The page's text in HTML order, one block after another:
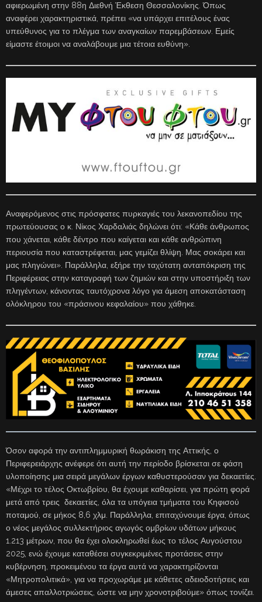
αφιερωμένη στην 88η Διεθνή Έκθεση Θεσσαλονίκης. Όπως
αναφέρει χαρακτηριστικά, πρέπει «να υπάρχει επιτέλους ένας
υπεύθυνος για το πλέγμα των αναγκαίων παρεμβάσεων. Εμείς
είμαστε έτοιμοι να αναλάβουμε μια τέτοια ευθύνη».
Αναφερόμενος στις πρόσφατες πυρκαγιές του λεκανοπεδίου της
πρωτεύουσας ο κ. Νίκος Χαρδαλιάς δηλώνει ότι: «Κάθε άνθρωπος
που χάνεται, κάθε δέντρο που καίγεται και κάθε ανθρώπινη
περιουσία που καταστρέφεται, μας γεμίζει θλίψη. Μας σοκάρει και
μας πληγώνει». Παράλληλα, εξήρε την ταχύτατη ανταπόκριση της
Περιφέρειας στην καταγραφή των ζημιών και στην υποστήριξη των
πληγέντων, κάνοντας ταυτόχρονα λόγο για άμεση αποκατάσταση
ολόκληρου του «πράσινου κεφαλαίου» που χάθηκε.
Όσον αφορά την αντιπλημμυρική θωράκιση της Αττικής, ο
Περιφερειάρχης ανέφερε ότι αυτή την περίοδο βρίσκεται σε φάση
υλοποίησης μια σειρά μεγάλων έργων καθυστερούσαν για δεκαετίες.
«Μέχρι το τέλος Οκτωβρίου, θα έχουμε καθαρίσει, για πρώτη φορά
μετά από τρεις δεκαετίες, όλα τα υπόγεια τμήματα του Κηφισού
ποταμού, σε μήκος 8,6 χλμ. Παράλληλα, επιταχύνουμε έργα, όπως
ο νέος μεγάλος συλλεκτήριος αγωγός ομβρίων υδάτων μήκους
1.213 μέτρων, που θα έχει ολοκληρωθεί έως το τέλος Αυγούστου
2025, ενώ έχουμε καταθέσει συγκεκριμένες προτάσεις στην
κυβέρνηση, προκειμένου τα έργα αυτά να χαρακτηρίζονται
«Μητροπολιτικά», για να προχωράμε με κάθετες αδειοδοτήσεις και
άμεσες απαλλοτριώσεις, ώστε να μην χρονοτριβούμε» όπως τονίζει.